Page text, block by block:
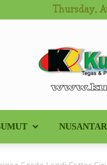
Thursday,